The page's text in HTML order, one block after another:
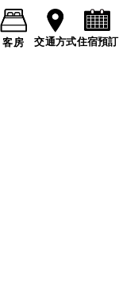
客房 交通方式住宿預訂